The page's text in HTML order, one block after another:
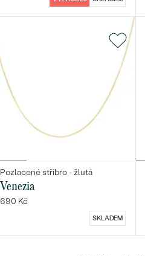
Pozlacené stříbro - žlutá
Venezia
690 Kč
SKLADEM